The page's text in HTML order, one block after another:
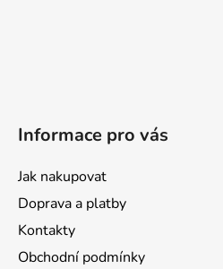
Informace pro vás
Jak nakupovat
Doprava a platby
Kontakty
Obchodní podmínky